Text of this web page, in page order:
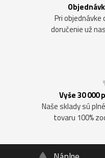
Pri
doručenie už
Vyše 30 000
Naše sklady sú
tovaru 100%